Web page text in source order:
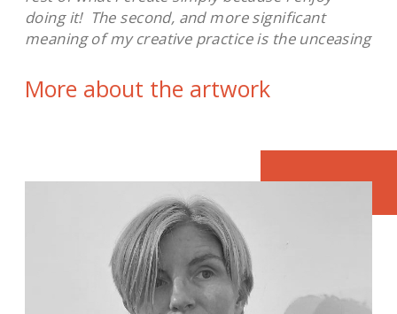
doing it! The second, and more significant
meaning of my creative practice is the unceasing
am I?, Why am I?, Is it all and how it all works,
how can you influence it?
The practice of collage allows me to explore
as one of the possible aspects of the existence
of the universe. Sometimes I don’t even have
any idea or concept, I just combine one image
with another, cross spaces, cross perspectives,
resulting in strange labyrinths that I travel to the
depths of my subconscious”.
More about the artwork